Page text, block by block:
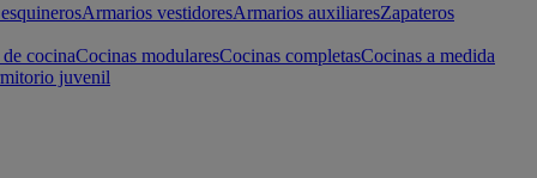
Armarios vestidoresArmarios auxiliaresZapateros
cocinaCocinas modularesCocinas completasCocinas a medida
juvenil